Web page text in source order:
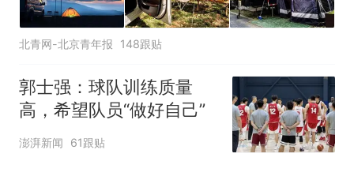
北青网-北京青年报 148跟贴
郭士强：球队训练质量
高，希望队员“做好自己”
澎湃新闻 61跟贴